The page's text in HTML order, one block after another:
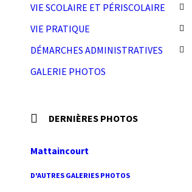
VIE SCOLAIRE ET PÉRISCOLAIRE
VIE PRATIQUE
DÉMARCHES ADMINISTRATIVES
GALERIE PHOTOS
DERNIÈRES PHOTOS
Mattaincourt
D'AUTRES GALERIES PHOTOS